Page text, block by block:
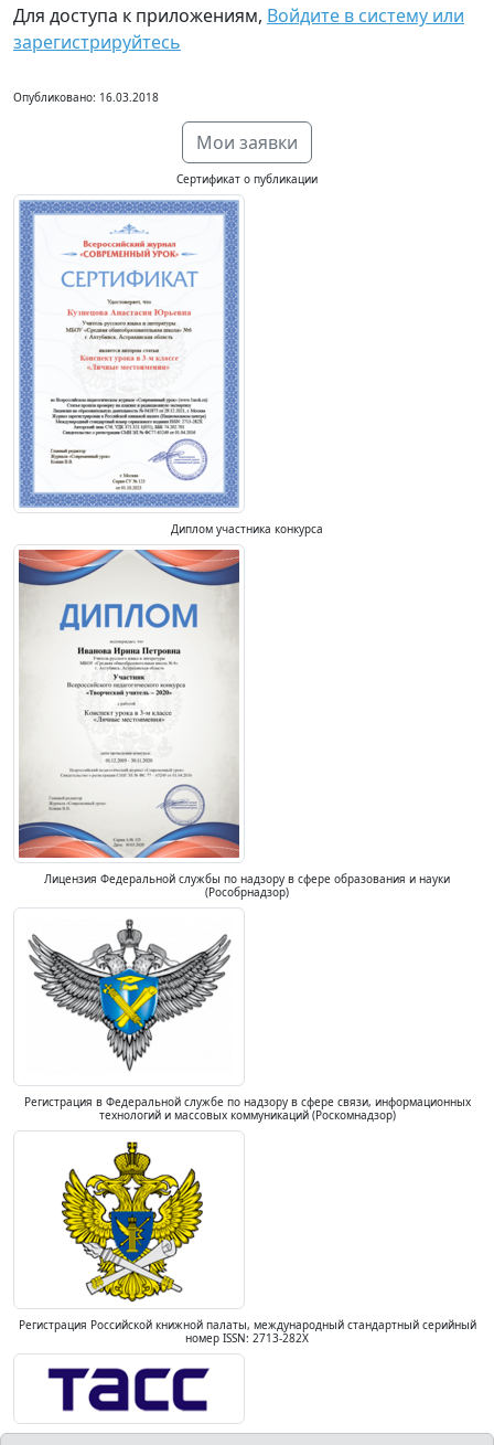
Для доступа к приложениям, Войдите в систему или
зарегистрируйтесь
Опубликовано: 16.03.2018
Мои заявки
Сертификат о публикации
Диплом участника конкурса
Лицензия Федеральной службы по надзору в сфере образования и науки
(Рособрнадзор)
Регистрация в Федеральной службе по надзору в сфере связи, информационных
технологий и массовых коммуникаций (Роскомнадзор)
Регистрация Российской книжной палаты, международный стандартный серийный
номер ISSN: 2713-282X